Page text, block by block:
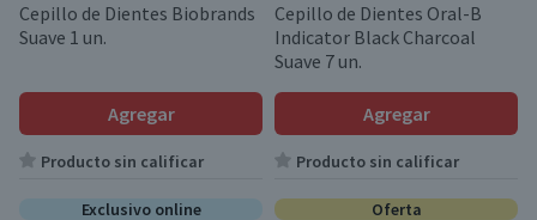
Cepillo de Dientes Biobrands
Suave 1 un.
Agregar
Producto sin calificar
Cepillo de Dientes Oral-B
Indicator Black Charcoal
Suave 7 un.
Agregar
Producto sin calificar
Exclusivo online Oferta